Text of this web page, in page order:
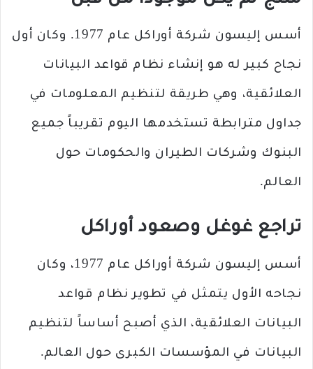
أسس إليسون شركة أوراكل عام 1977. وكان أول
نجاح كبير له هو إنشاء نظام قواعد البيانات
العلائقية، وهي طريقة لتنظيم المعلومات في
جداول مترابطة تستخدمها اليوم تقريباً جميع
البنوك وشركات الطيران والحكومات حول
العالم.
تراجع غوغل وصعود أوراكل
أسس إليسون شركة أوراكل عام 1977، وكان
نجاحه الأول يتمثل في تطوير نظام قواعد
البيانات العلائقية، الذي أصبح أساساً لتنظيم
البيانات في المؤسسات الكبرى حول العالم.